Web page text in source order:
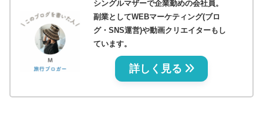
シングルマザーで企業勤めの会社員。
副業としてWEBマーケティング(ブロ
グ・SNS運営)や動画クリエイターもし
ています。
詳しく見る